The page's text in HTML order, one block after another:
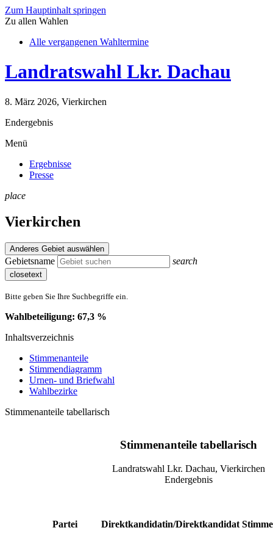
Zum Hauptinhalt springen
Zu allen Wahlen
Alle vergangenen Wahltermine
Landratswahl Lkr. Dachau
8. März 2026, Vierkirchen
Endergebnis
Menü
Ergebnisse
Presse
place
Vierkirchen
Anderes Gebiet auswählen
Gebietsname search
closetext
Bitte geben Sie Ihre Suchbegriffe ein.
Wahlbeteiligung: 67,3 %
Inhaltsverzeichnis
Stimmenanteile
Stimmendiagramm
Urnen- und Briefwahl
Wahlbezirke
Stimmenanteile tabellarisch
Stimmenanteile tabellarisch
Landratswahl Lkr. Dachau, Vierkirchen
Endergebnis
Partei Direktkandidatin/Direktkandidat